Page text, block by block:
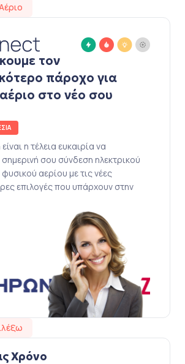
τον
πάροχο για
στο νέο σου
η τέλεια ευκαιρία να
σημερινή σου σύνδεση ηλεκτρικού
αερίου με τις νέες
επιλογές που υπάρχουν στην
Χρόνο